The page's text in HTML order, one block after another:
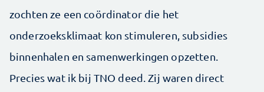
zochten ze een coördinator die het
onderzoeksklimaat kon stimuleren, subsidies
binnenhalen en samenwerkingen opzetten.
Precies wat ik bij TNO deed. Zij waren direct